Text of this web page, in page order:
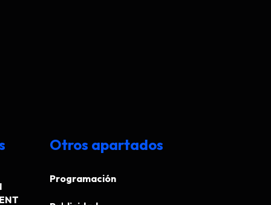
Otros apartados
Programación